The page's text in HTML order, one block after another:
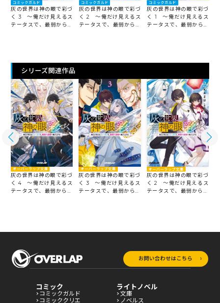
コミックガルド
灰の世界は神の眼で彩づ
く 3 ～俺だけ見えるス
テータスで、最弱から最
コミックガルド
灰の世界は神の眼で彩づ
く 2 ～俺だけ見えるス
テータスで、最弱から最
コミックガルド
灰の世界は神の眼で彩づ
く 1 ～俺だけ見えるス
テータスで、最弱から最
シリーズ関連作品
オーバーラップ文庫
灰の世界は神の眼で彩づ
く 4 ～俺だけ見えるス
テータスで、最弱から最
オーバーラップ文庫
灰の世界は神の眼で彩づ
く 3 ～俺だけ見えるス
テータスで、最弱から最
オーバーラップ文庫
灰の世界は神の眼で彩づ
く 2 ～俺だけ見えるス
テータスで、最弱から最
お問い合わせはこちら
コミック
コミックガルド
コミッククリエ
ライトノベル
文庫
ノベルス